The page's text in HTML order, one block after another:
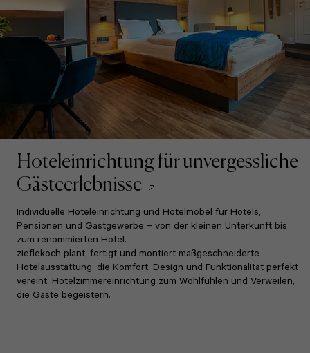
Hoteleinrichtung für unvergessliche
Gästeerlebnisse
Individuelle Hoteleinrichtung und Hotelmöbel für Hotels,
Pensionen und Gastgewerbe – von der kleinen Unterkunft bis
zum renommierten Hotel.
zieflekoch plant, fertigt und montiert maßgeschneiderte
Hotelausstattung, die Komfort, Design und Funktionalität perfekt
vereint. Hotelzimmereinrichtung zum Wohlfühlen und Verweilen,
die Gäste begeistern.